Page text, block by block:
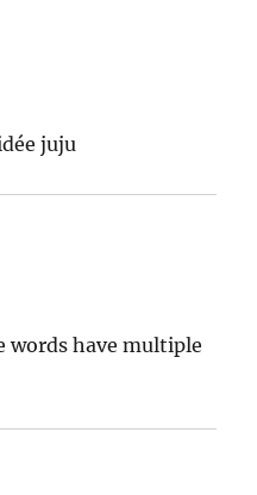
juju
words have multiple